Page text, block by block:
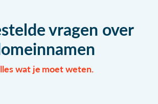
vragen over
wat je moet weten.